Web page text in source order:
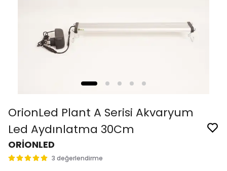
OrionLed Plant A Serisi Akvaryum
Led Aydınlatma 30Cm
ORİONLED
3 değerlendirme